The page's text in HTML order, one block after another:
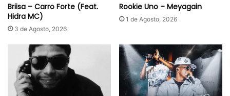
Briisa – Carro Forte (Feat.
Hidra MC)
3 de Agosto, 2026
Rookie Uno – Meyagain
1 de Agosto, 2026